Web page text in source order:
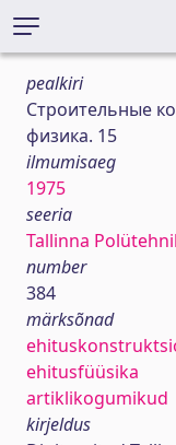
pealkiri
Строительные
физика. 15
ilmumisaeg
1975
seeria
Tallinna
number
384
märksõnad
ehitusfüüsika
artiklikogumikud
kirjeldus